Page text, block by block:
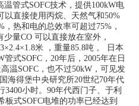
温管式SOFC技术，提供100kW电
直接使用丙烷、天然气和50%
热和电的总效率可超过75%，
量CO 可以直接放在室外，
×2.4×1.8米 ，重量85.8吨 。
日本
式SOFC，20年后，2005年在日
温SOFC，也不过50kW，可见发
海得堡中央研究所20世纪70年代
小时。90年代西门子、于利
板式SOFC电堆的功率已经达到